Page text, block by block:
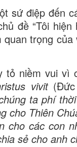
sứ điệp đến
đề “Tôi
trọng
tỏ niềm vui
vivit(Đức
ta phí
cho Thiên
cho các con
sẻ cho anh